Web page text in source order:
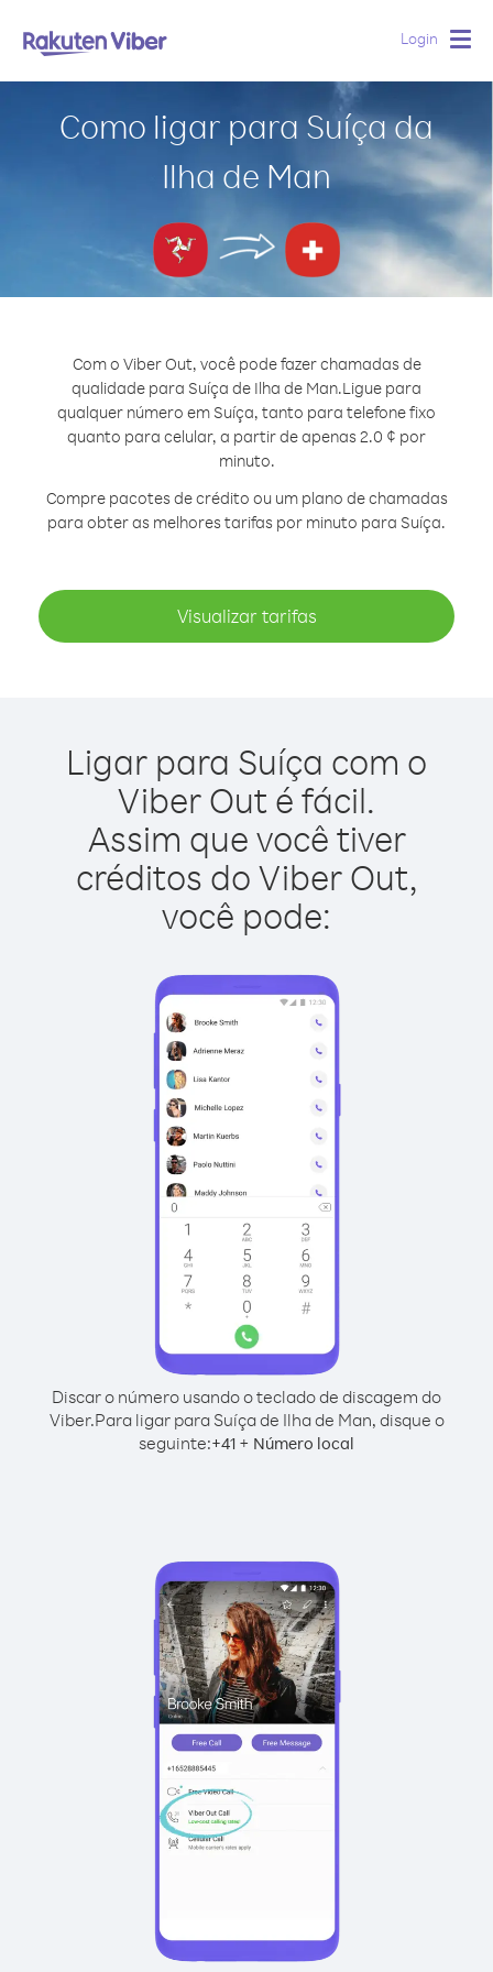
Login
Como ligar para Suíça da
Ilha de Man
Com o Viber Out, você pode fazer chamadas de
qualidade para Suíça de Ilha de Man.Ligue para
qualquer número em Suíça, tanto para telefone fixo
quanto para celular, a partir de apenas 2.0 ¢ por
minuto.
Compre pacotes de crédito ou um plano de chamadas
para obter as melhores tarifas por minuto para Suíça.
Visualizar tarifas
Ligar para Suíça com o
Viber Out é fácil.
Assim que você tiver
créditos do Viber Out,
você pode:
Discar o número usando o teclado de discagem do
Viber.Para ligar para Suíça de Ilha de Man, disque o
seguinte:+41 + Número local